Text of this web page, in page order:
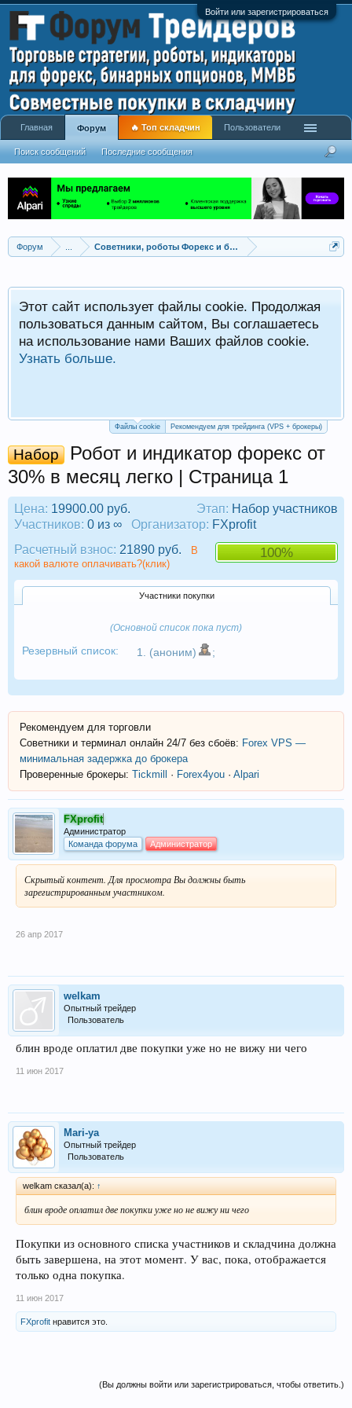
Войти или зарегистрироваться
Форум Советники, роботы Форекс и бинарных опционов
Этот сайт использует файлы cookie. Продолжая
пользоваться данным сайтом, Вы соглашаетесь
на использование нами Ваших файлов cookie.
Узнать больше.
Файлы cookie Рекомендуем для трейдинга (VPS + брокеры)
Набор
Робот и индикатор форекс от
30% в месяц легко | Страница 1
Этап: Набор участников
Цена: 19900.00 руб.
Участников: 0 из ∞ Организатор: FXprofit
100%
Расчетный взнос: 21890 руб.
В
какой валюте оплачивать?(клик)
Участники покупки
(Основной список пока пуст)
Резервный список: 1. (аноним) ;
Рекомендуем для торговли
Советники и терминал онлайн 24/7 без сбоёв: Forex VPS —
минимальная задержка до брокера
Проверенные брокеры: Tickmill · Forex4you · Alpari
FXprofit
Администратор
Команда форума
Администратор
Скрытый контент. Для просмотра Вы должны быть
зарегистрированным участником.
26 апр 2017
welkam
Опытный трейдер
Пользователь
блин вроде оплатил две покупки уже но не вижу ни чего
11 июн 2017
Mari-ya
Опытный трейдер
Пользователь
welkam сказал(а): ↑
блин вроде оплатил две покупки уже но не вижу ни чего
Покупки из основного списка участников и складчина должна
быть завершена, на этот момент. У вас, пока, отображается
только одна покупка.
11 июн 2017
FXprofit нравится это.
(Вы должны войти или зарегистрироваться, чтобы ответить.)
Главная Форум
Поиск сообщений Последние сообщения
🔥 Топ складчин Пользователи